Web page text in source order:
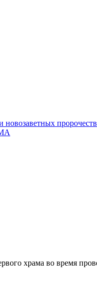
новозаветных пророчеств
храма во время